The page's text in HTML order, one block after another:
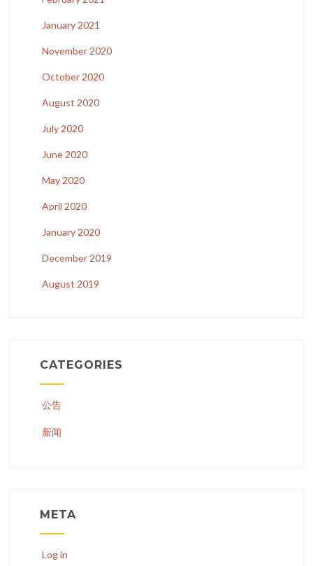
January 2021
November 2020
October 2020
August 2020
July 2020
June 2020
May 2020
April 2020
January 2020
December 2019
August 2019
CATEGORIES
公告
新闻
META
Log in